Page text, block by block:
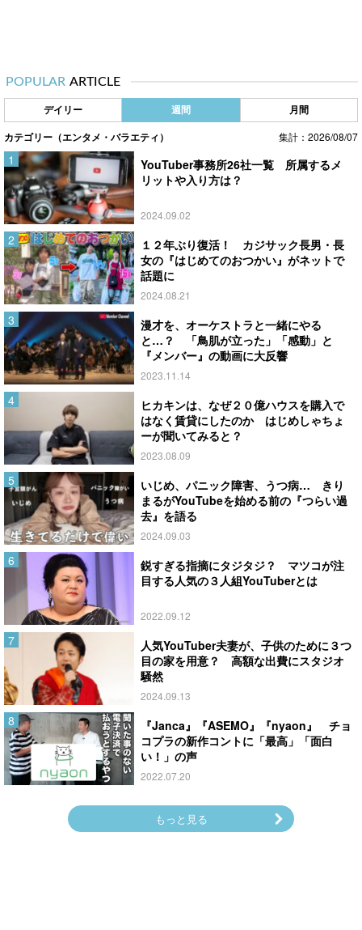
POPULAR ARTICLE
デイリー 週間 月間
カテゴリー（エンタメ・バラエティ） 集計：2026/08/07
YouTuber事務所26社一覧 所属するメ
リットや入り方は？
2024.09.02
１２年ぶり復活！ カジサック長男・長
女の『はじめてのおつかい』がネットで
話題に
2024.08.21
漫才を、オーケストラと一緒にやる
と…？ 「鳥肌が立った」「感動」と
『メンバー』の動画に大反響
2023.11.14
ヒカキンは、なぜ２０億ハウスを購入で
はなく賃貸にしたのか はじめしゃちょ
ーが聞いてみると？
2023.08.09
いじめ、パニック障害、うつ病… きり
まるがYouTubeを始める前の『つらい過
去』を語る
2024.09.03
鋭すぎる指摘にタジタジ？ マツコが注
目する人気の３人組YouTuberとは
2022.09.12
人気YouTuber夫妻が、子供のために３つ
目の家を用意？ 高額な出費にスタジオ
騒然
2024.09.13
『Janca』『ASEMO』『nyaon』 チョ
コプラの新作コントに「最高」「面白
い！」の声
2022.07.20
もっと見る